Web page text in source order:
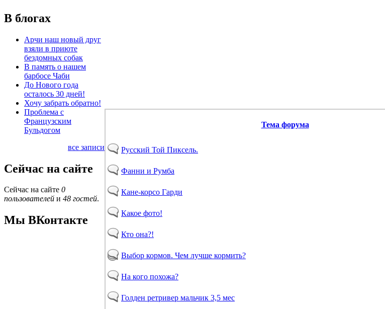
В блогах
Арчи наш новый друг
взяли в приюте
бездомных собак
В память о нашем
барбосе Чаби
До Нового года
осталось 30 дней!
Хочу забрать обратно!
Проблема с
Французским
Бульдогом
все записи
Сейчас на сайте
Сейчас на сайте 0
пользователей и 48 гостей.
Мы ВКонтакте
Тема форума
Русский Той Пиксель.
Фанни и Румба
Кане-корсо Гарди
Какое фото!
Кто она?!
Выбор кормов. Чем лучше кормить?
На кого похожа?
Голден ретривер мальчик 3,5 мес